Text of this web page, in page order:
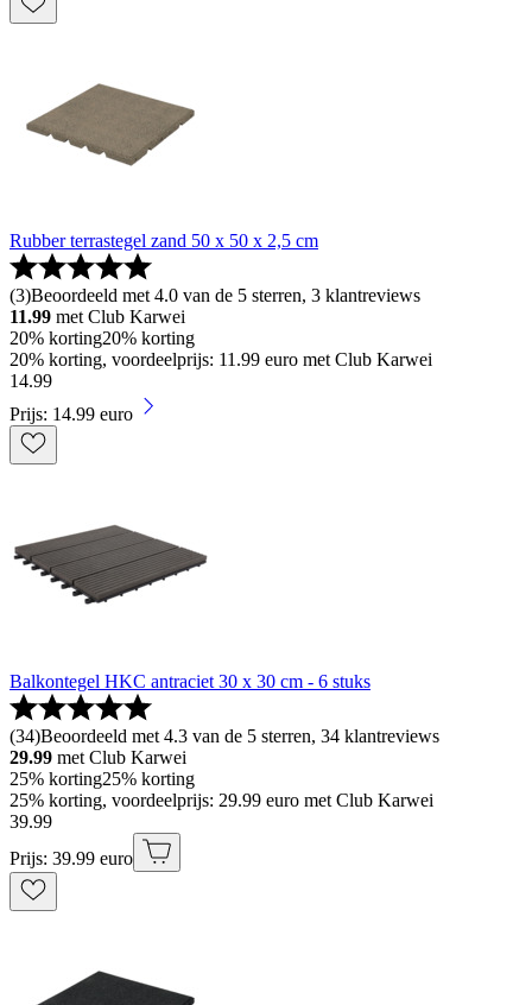
Rubber terrastegel zand 50 x 50 x 2,5 cm
(3)Beoordeeld met 4.0 van de 5 sterren, 3 klantreviews
11.99 met Club Karwei
20% korting20% korting
20% korting, voordeelprijs: 11.99 euro met Club Karwei
14.99
Prijs: 14.99 euro
Balkontegel HKC antraciet 30 x 30 cm - 6 stuks
(34)Beoordeeld met 4.3 van de 5 sterren, 34 klantreviews
29.99 met Club Karwei
25% korting25% korting
25% korting, voordeelprijs: 29.99 euro met Club Karwei
39.99
Prijs: 39.99 euro